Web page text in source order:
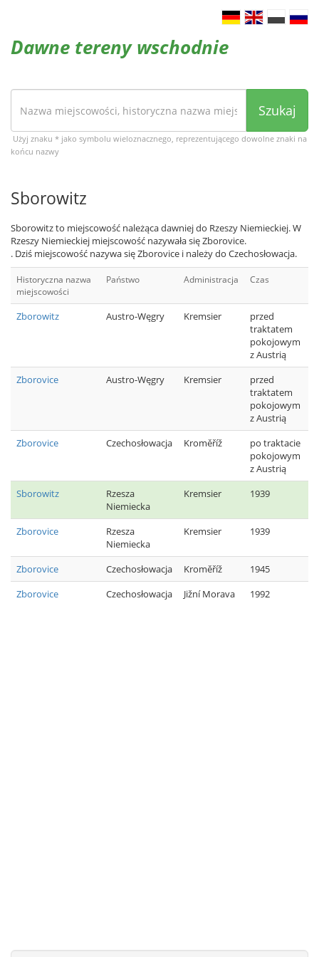
Dawne tereny wschodnie
Szukaj
Użyj znaku * jako symbolu wieloznacznego, reprezentującego dowolne znaki na
końcu nazwy
Sborowitz
Sborowitz to miejscowość należąca dawniej do Rzeszy Niemieckiej. W
Rzeszy Niemieckiej miejscowość nazywała się Zborovice.
. Dziś miejscowość nazywa się Zborovice i należy do Czechosłowacja.
Historyczna nazwa
miejscowości
Państwo Administracja Czas
Zborowitz Austro-Węgry Kremsier
przed
traktatem
pokojowym
z Austrią
Zborovice
Austro-Węgry Kremsier
przed
traktatem
pokojowym
z Austrią
Zborovice
Czechosłowacja Kroměříž
po traktacie
pokojowym
z Austrią
Sborowitz
Rzesza
Niemiecka
Kremsier 1939
Zborovice
Rzesza
Niemiecka
Kremsier 1939
Zborovice Czechosłowacja Kroměříž
1945
Zborovice
Czechosłowacja Jižní Morava 1992